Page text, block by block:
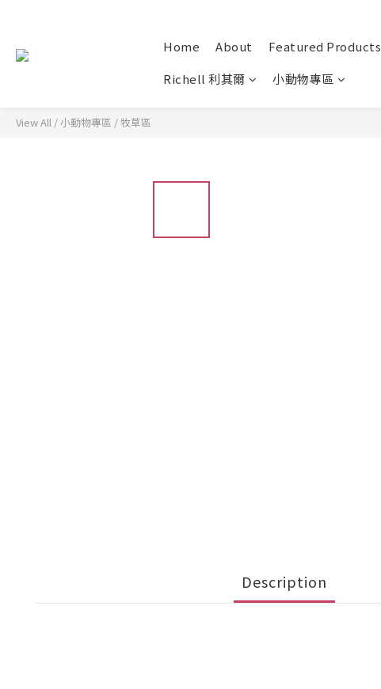
Home About Featured Products
Richell 利其爾
小動物專區
View All /小動物專區 /牧草區
Description